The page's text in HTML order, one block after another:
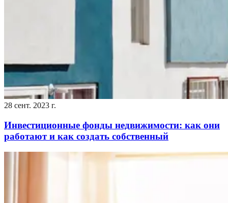
28 сент. 2023 г.
Инвестиционные фонды недвижимости: как они
работают и как создать собственный